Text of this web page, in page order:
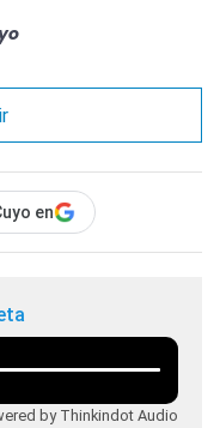
en
by Thinkindot Audio